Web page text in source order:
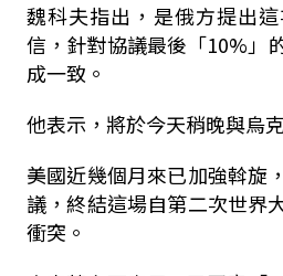
魏科夫指出，是俄方提出
信，針對協議最後「10%」
成一致。
他表示，將於今天稍晚與烏
美國近幾個月來已加強斡旋
議，終結這場自第二次世界
衝突。